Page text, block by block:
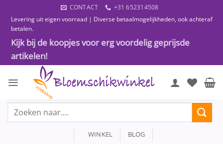
naar
inhoud
CONTACT
+31 652314508
Levering uit eigen voorraad | Diverse betaalmogelijkheden, ook achteraf
betalen.
Kijk bij de koopjes voor erg voordelig geprijsde
artikelen!
Zoeken
WINKEL BLOG